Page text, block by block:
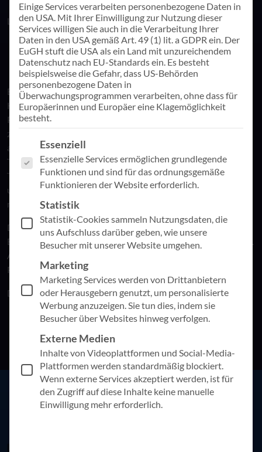
Link teilen
Ende 2022 fand mit und bei Microsoft in München der NGO
Hack4Good zusammen mit mehreren Kirchen und Microsoft-
Partnerunternehmen statt. Ziel des Hackathons war es, die
zeitintensiven Verwaltungsschritte einer Taufe digital
abzubilden und den Prozess damit zu vereinfachen. Von
Taufantrag, Terminfindung, über Genehmigungen und
Taufurkunde – all das und mehr kann einfach online erfasst
und abgewickelt werden. Die Taufe selbst erlebt der Täufling
natürlich live und vor Ort.
Das Feedback der Hackathon-Jury, den Stakeholdern der
Evangelische Landeskirche in Württemberg war „überragend“.
Alle Beteiligten haben das Engagement, das Ergebnis, die
Präsentation und das gesamte Hackathon-Team sehr gelobt.
Das macht Spaß und ruft nach mehr!
Einige Services verarbeiten personenbezogene Daten in
den USA. Mit Ihrer Einwilligung zur Nutzung dieser
Services willigen Sie auch in die Verarbeitung Ihrer
Daten in den USA gemäß Art. 49 (1) lit. a GDPR ein. Der
EuGH stuft die USA als ein Land mit unzureichendem
Datenschutz nach EU-Standards ein. Es besteht
beispielsweise die Gefahr, dass US-Behörden
personenbezogene Daten in
Überwachungsprogrammen verarbeiten, ohne dass für
Europäerinnen und Europäer eine Klagemöglichkeit
besteht.
Es folgt eine Liste der Service-Gruppen, für die eine
Essenziell
Essenzielle Services ermöglichen grundlegende
Funktionen und sind für das ordnungsgemäße
Funktionieren der Website erforderlich.
Statistik
Statistik-Cookies sammeln Nutzungsdaten, die
uns Aufschluss darüber geben, wie unsere
Besucher mit unserer Website umgehen.
Marketing
Marketing Services werden von Drittanbietern
oder Herausgebern genutzt, um personalisierte
Werbung anzuzeigen. Sie tun dies, indem sie
Besucher über Websites hinweg verfolgen.
Externe Medien
Inhalte von Videoplattformen und Social-Media-
Plattformen werden standardmäßig blockiert.
Wenn externe Services akzeptiert werden, ist für
den Zugriff auf diese Inhalte keine manuelle
Einwilligung mehr erforderlich.